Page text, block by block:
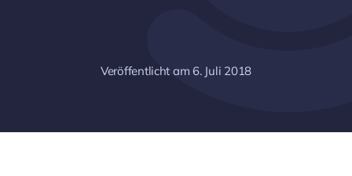
Veröffentlicht am 6. Juli 2018